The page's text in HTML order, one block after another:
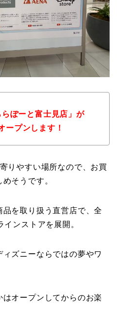
らぽーと富士見店」が
ープンします！
りやすい場所なので、 お買
そうです。
品を取り扱う直営店で、全
ンストアを展開。
ィズニーならではの夢やワ
オープンしてからのお楽